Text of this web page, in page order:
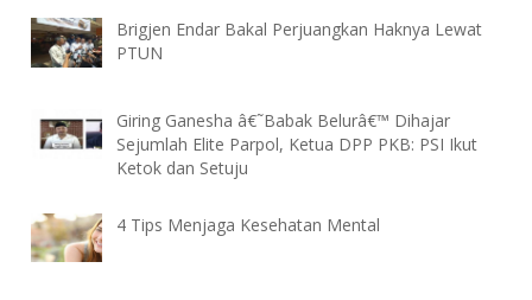
Brigjen Endar Bakal Perjuangkan Haknya Lewat
PTUN
Giring Ganesha â€˜Babak Belurâ€™ Dihajar
Sejumlah Elite Parpol, Ketua DPP PKB: PSI Ikut
Ketok dan Setuju
4 Tips Menjaga Kesehatan Mental